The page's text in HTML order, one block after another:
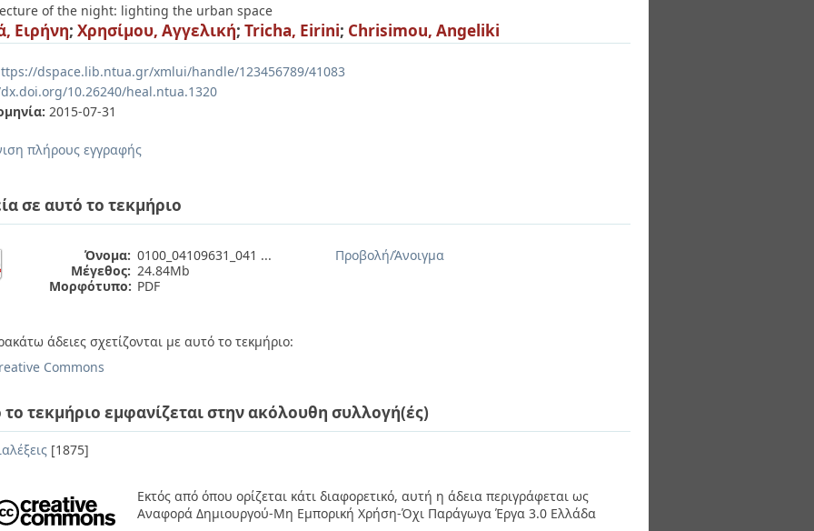
of the night: lighting the urban space
Ειρήνη; Χρησίμου, Αγγελική; Tricha, Eirini; Chrisimou, Angeliki
dspace.lib.ntua.gr/xmlui/handle/123456789/41083
10.26240/heal.ntua.1320
2015-07-31
πλήρους εγγραφής
σε αυτό το τεκμήριο
Όνομα: 0100_04109631_041 ...
Μέγεθος: 24.84Mb
Μορφότυπο: PDF
Προβολή/Άνοιγμα
άδειες σχετίζονται με αυτό το τεκμήριο:
Commons
το τεκμήριο εμφανίζεται στην ακόλουθη συλλογή(ές)
[1875]
Εκτός από όπου ορίζεται κάτι διαφορετικό, αυτή η άδεια περιγράφεται ως
Αναφορά Δημιουργού-Μη Εμπορική Χρήση-Όχι Παράγωγα Έργα 3.0 Ελλάδα